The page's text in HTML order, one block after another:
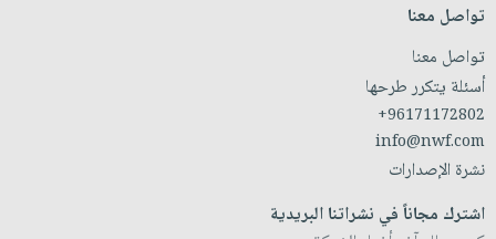
تواصل معنا
تواصل معنا
أسئلة يتكرر طرحها
+96171172802
info@nwf.com
نشرة الإصدارات
اشترك مجاناً في نشراتنا البريدية